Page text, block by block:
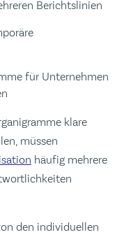
Berichtslinien
für Unternehmen
klare
müssen
häufig mehrere
den individuellen